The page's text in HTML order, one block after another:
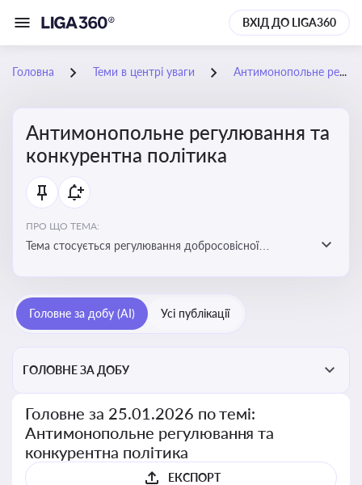
ВХІД ДО LIGA360
Головна Теми в центрі уваги Антимонопольне регулювання та конкурентна політика
Антимонопольне регулювання та
конкурентна політика
ПРО ЩО ТЕМА:
Тема стосується регулювання добросовісної
забезпечення рівних умов для суб’єктів
господарювання
Головне за добу (AI) Усі публікації
ГОЛОВНЕ ЗА ДОБУ
Головне за 25.01.2026 по темі:
Антимонопольне регулювання та
конкурентна політика
ЕКСПОРТ